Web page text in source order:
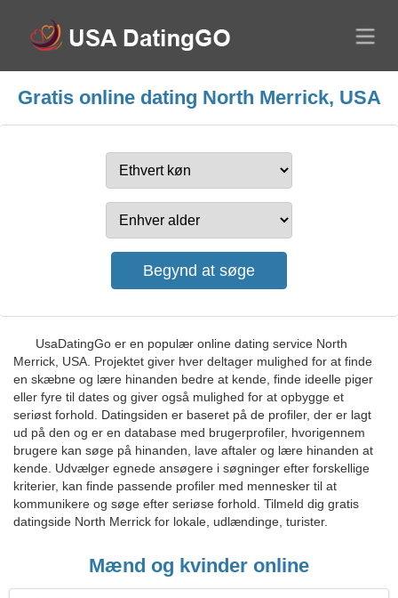
Gratis online dating North Merrick, USA
UsaDatingGo er en populær online dating service North
Merrick, USA. Projektet giver hver deltager mulighed for at finde
en skæbne og lære hinanden bedre at kende, finde ideelle piger
eller fyre til dates og giver også mulighed for at opbygge et
seriøst forhold. Datingsiden er baseret på de profiler, der er lagt
ud på den og er en database med brugerprofiler, hvorigennem
brugere kan søge på hinanden, lave aftaler og lære hinanden at
kende. Udvælger egnede ansøgere i søgninger efter forskellige
kriterier, kan finde passende profiler med mennesker til at
kommunikere og søge efter seriøse forhold. Tilmeld dig gratis
datingside North Merrick for lokale, udlændinge, turister.
Mænd og kvinder online